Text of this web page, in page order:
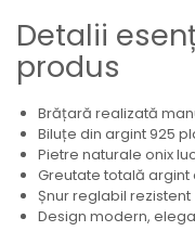
Detalii
produs
Brățară realizată
Biluțe din argint 925
Pietre naturale onix
Greutate totală argint
Șnur reglabil rezistent
Design modern,